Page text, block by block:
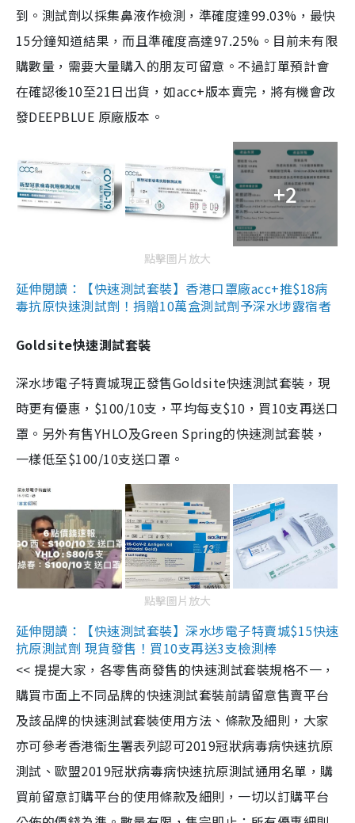
到。測試劑以採集鼻液作檢測，準確度達99.03%，最快
15分鐘知道結果，而且準確度高達97.25%。目前未有限
購數量，需要大量購入的朋友可留意。不過訂單預計會
在確認後10至21日出貨，如acc+版本賣完，將有機會改
發DEEPBLUE 原廠版本。
+2
點擊圖片放大
延伸閱讀：【快速測試套裝】香港口罩廠acc+推$18病
毒抗原快速測試劑！捐贈10萬盒測試劑予深水埗露宿者
Goldsite快速測試套裝
深水埗電子特賣城現正發售Goldsite快速測試套裝，現
時更有優惠，$100/10支，平均每支$10，買10支再送口
罩。另外有售YHLO及Green Spring的快速測試套裝，
一樣低至$100/10支送口罩。
點擊圖片放大
延伸閱讀：【快速測試套裝】深水埗電子特賣城$15快速
抗原測試劑 現貨發售！買10支再送3支檢測棒
<< 提提大家，各零售商發售的快速測試套裝規格不一，
購買市面上不同品牌的快速測試套裝前請留意售賣平台
及該品牌的快速測試套裝使用方法、條款及細則，大家
亦可參考香港衞生署表列認可2019冠狀病毒病快速抗原
測試、歐盟2019冠狀病毒病快速抗原測試通用名單，購
買前留意訂購平台的使用條款及細則，一切以訂購平台